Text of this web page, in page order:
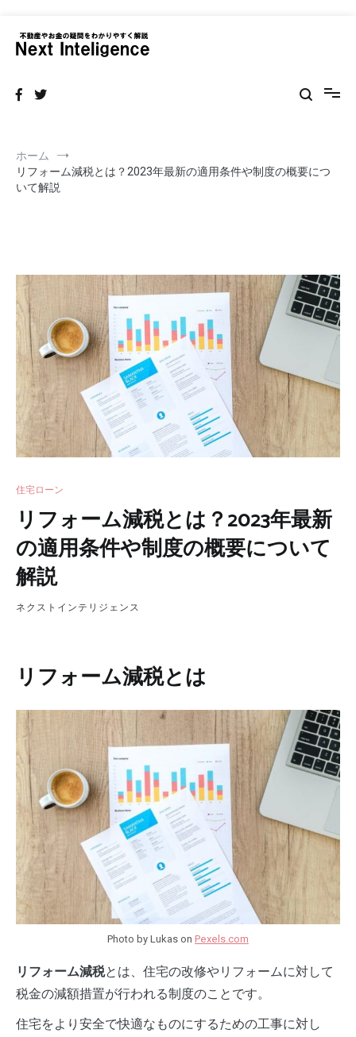
ホーム
リフォーム減税とは？2023年最新の適用条件や制度の概要につ
いて解説
住宅ローン
リフォーム減税とは？2023年最新
の適用条件や制度の概要について
解説
ネクストインテリジェンス
リフォーム減税とは
Photo by Lukas on Pexels.com
リフォーム減税とは、住宅の改修やリフォームに対して
税金の減額措置が行われる制度のことです。
住宅をより安全で快適なものにするための工事に対し